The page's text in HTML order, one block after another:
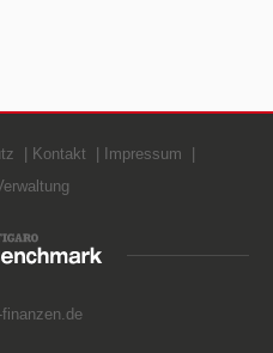
Kontakt
Impressum